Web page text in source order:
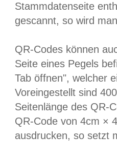
Stammdatenseite
gescannt, so wird
QR-Codes können
Seite eines Pegels
Tab öffnen", welcher
Voreingestellt sind
Seitenlänge des QR-
QR-Code von 4cm ×
ausdrucken, so setzt